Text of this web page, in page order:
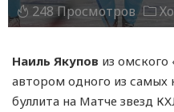
248 Просмотров
Наиль Якупов из омского
автором одного из самых
буллита на Матче звезд